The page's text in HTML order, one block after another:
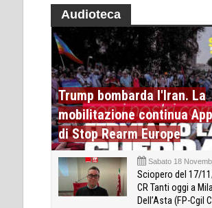
Audioteca
Trump bombarda l'Iran. La
mobilitazione continua
di Stop Rearm Europe
Sabato 18
Sciopero del 17/
CR Tanti oggi a
Dell’Asta (FP-Cgil